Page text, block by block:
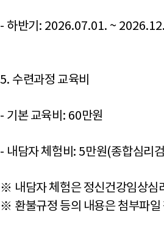
- 하반기 : 2026.07.01. ~
5. 수련과정 교육비
- 기본 교육비 : 60만원
- 내담자 체험비 : 5만원(종합심리
※ 내담자 체험은 정신건강임상
※ 환불규정 등의 내용은 첨부파일